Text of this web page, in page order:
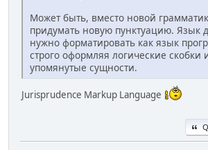
Может быть, вместо новой
придумать новую пунктуацию. Язык
нужно форматировать как язык
строго оформляя логические скобки
упомянутые сущности.
Jurisprudence Markup Language